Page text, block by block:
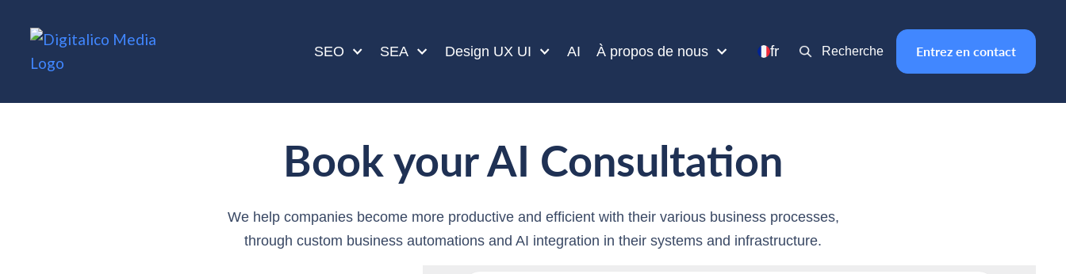
SEO SEA Design UX UI AI À propos de nous fr Recherche Entrez en contact
Book your AI Consultation
We help companies become more productive and efficient with their various business processes,
through custom business automations and AI integration in their systems and infrastructure.